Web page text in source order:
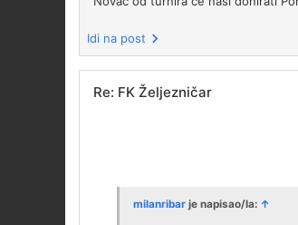
Idi na post
Re: FK Željezničar
milanribar je napisao/la: ↑